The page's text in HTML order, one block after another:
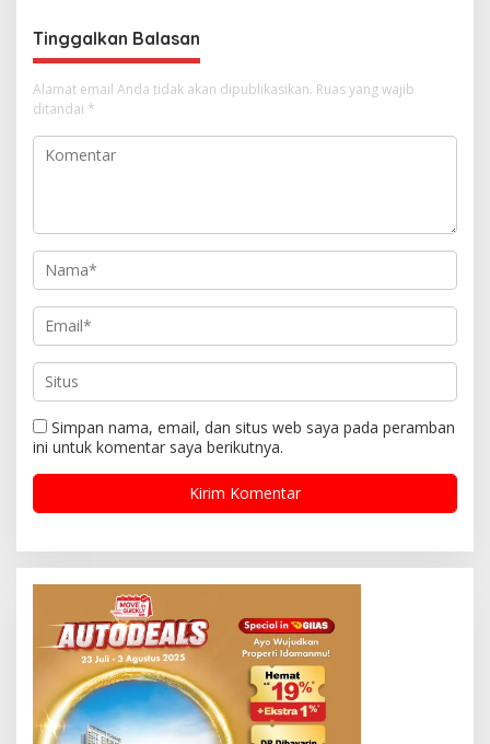
s
Tinggalkan Balasan
Alamat email Anda tidak akan dipublikasikan. Ruas yang wajib
ditandai *
Simpan nama, email, dan situs web saya pada peramban
ini untuk komentar saya berikutnya.